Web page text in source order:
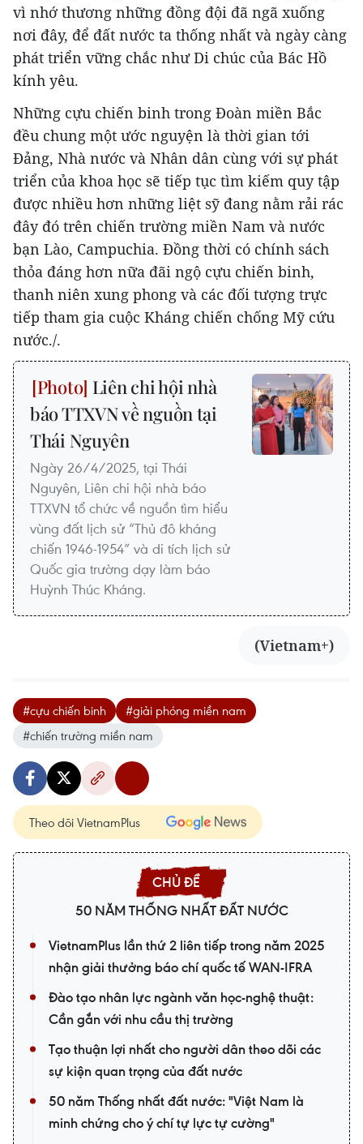
vì nhớ thương những đồng đội đã ngã xuống
nơi đây, để đất nước ta thống nhất và ngày càng
phát triển vững chắc như Di chúc của Bác Hồ
kính yêu.
Những cựu chiến binh trong Đoàn miền Bắc
đều chung một ước nguyện là thời gian tới
Đảng, Nhà nước và Nhân dân cùng với sự phát
triển của khoa học sẽ tiếp tục tìm kiếm quy tập
được nhiều hơn những liệt sỹ đang nằm rải rác
đây đó trên chiến trường miền Nam và nước
bạn Lào, Campuchia. Đồng thời có chính sách
thỏa đáng hơn nữa đãi ngộ cựu chiến binh,
thanh niên xung phong và các đối tượng trực
tiếp tham gia cuộc Kháng chiến chống Mỹ cứu
nước./.
Liên chi hội nhà
báo TTXVN về nguồn tại
Thái Nguyên
Ngày 26/4/2025, tại Thái
Nguyên, Liên chi hội nhà báo
TTXVN tổ chức về nguồn tìm hiểu
vùng đất lịch sử “Thủ đô kháng
chiến 1946-1954” và di tích lịch sử
Quốc gia trường dạy làm báo
Huỳnh Thúc Kháng.
(Vietnam+)
#cựu chiến binh
#giải phóng miền nam
#chiến trường miền nam
Theo dõi VietnamPlus
50 NĂM THỐNG NHẤT ĐẤT NƯỚC
VietnamPlus lần thứ 2 liên tiếp trong năm 2025
nhận giải thưởng báo chí quốc tế WAN-IFRA
Đào tạo nhân lực ngành văn học-nghệ thuật:
Cần gắn với nhu cầu thị trường
Tạo thuận lợi nhất cho người dân theo dõi các
sự kiện quan trọng của đất nước
50 năm Thống nhất đất nước: "Việt Nam là
minh chứng cho ý chí tự lực tự cường"